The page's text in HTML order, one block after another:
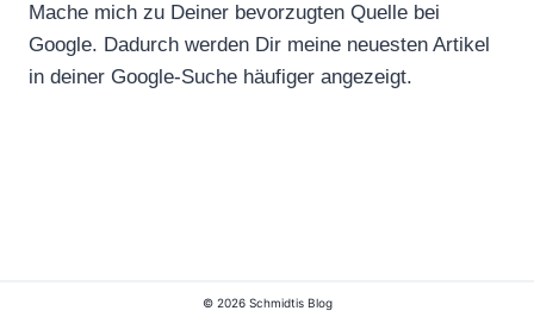
Mache mich zu Deiner bevorzugten Quelle bei
Google. Dadurch werden Dir meine neuesten Artikel
in deiner Google-Suche häufiger angezeigt.
© 2026 Schmidtis Blog